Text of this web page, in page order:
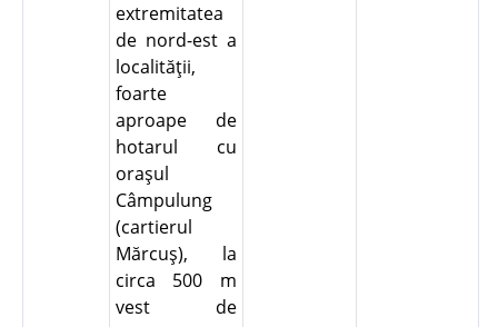
extremitatea
de nord-est a
localităţii,
foarte
aproape de
hotarul cu
oraşul
Câmpulung
(cartierul
Mărcuş), la
circa 500 m
vest de